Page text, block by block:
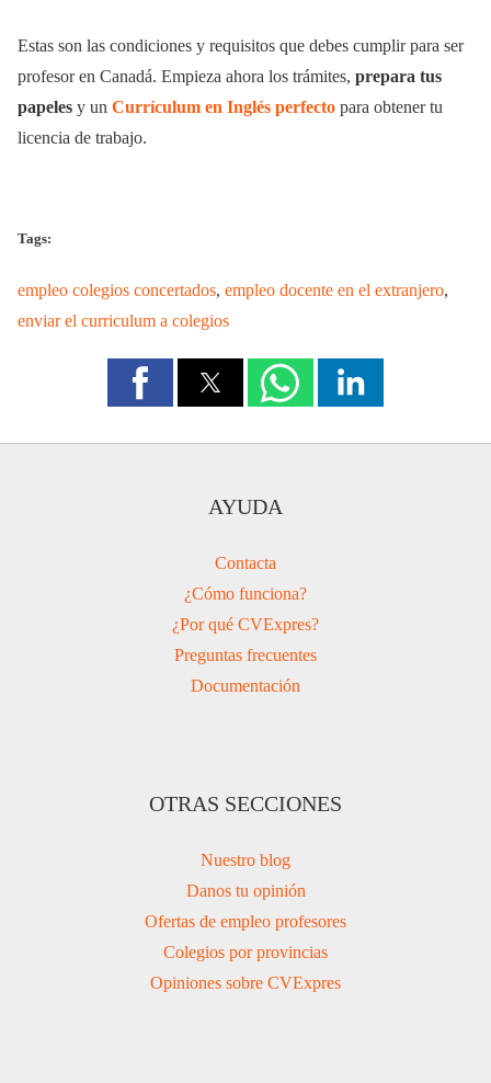
Estas son las condiciones y requisitos que debes cumplir para ser
profesor en Canadá. Empieza ahora los trámites, prepara tus
papeles y un Currículum en Inglés perfecto para obtener tu
licencia de trabajo.
Tags:
empleo colegios concertados, empleo docente en el extranjero,
enviar el curriculum a colegios
AYUDA
Contacta
¿Cómo funciona?
¿Por qué CVExpres?
Preguntas frecuentes
Documentación
OTRAS SECCIONES
Nuestro blog
Danos tu opinión
Ofertas de empleo profesores
Colegios por provincias
Opiniones sobre CVExpres